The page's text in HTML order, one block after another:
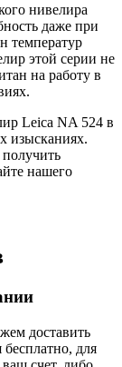
нивелира
даже при
температур
этой серии не
на работу в
Leica NA 524 в
изысканиях.
нашего
доставить
бесплатно, для